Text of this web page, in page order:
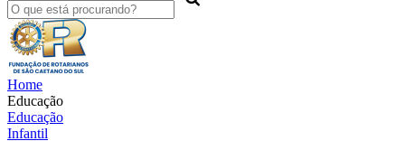
Home
Educação
Educação
Infantil